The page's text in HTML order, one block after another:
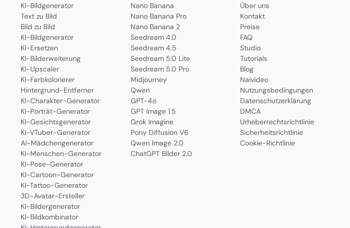
KI-Bildgenerator
Text zu Bild
Bild zu Bild
KI-Bildgenerator
KI-Ersetzen
KI-Bilderweiterung
KI-Upscaler
KI-Farbkolorierer
Hintergrund-Entferner
KI-Charakter-Generator
KI-Porträt-Generator
KI-Gesichtsgenerator
KI-VTuber-Generator
AI-Mädchengenerator
KI-Menschen-Generator
KI-Pose-Generator
KI-Cartoon-Generator
KI-Tattoo-Generator
3D-Avatar-Ersteller
KI-Bildergenerator
KI-Bildkombinator
Nano Banana
Nano Banana Pro
Nano Banana 2
Seedream 4.0
Seedream 4.5
Seedream 5.0 Lite
Seedream 5.0 Pro
Midjourney
Qwen
GPT-4o
GPT Image 1.5
Grok Imagine
Pony Diffusion V6
Qwen Image 2.0
ChatGPT Bilder 2.0
Über uns
Kontakt
Preise
FAQ
Studio
Tutorials
Blog
Naivideo
Nutzungsbedingungen
Datenschutzerklärung
DMCA
Urheberrechtsrichtlinie
Sicherheitsrichtlinie
Cookie-Richtlinie